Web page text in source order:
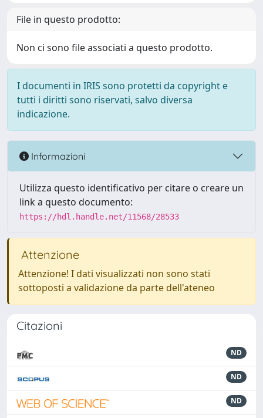
File in questo prodotto:
Non ci sono file associati a questo prodotto.
I documenti in IRIS sono protetti da copyright e
tutti i diritti sono riservati, salvo diversa
indicazione.
Informazioni
Utilizza questo identificativo per citare o creare un
link a questo documento:
https://hdl.handle.net/11568/28533
Attenzione
Attenzione! I dati visualizzati non sono stati
sottoposti a validazione da parte dell'ateneo
Citazioni
ND
ND
ND